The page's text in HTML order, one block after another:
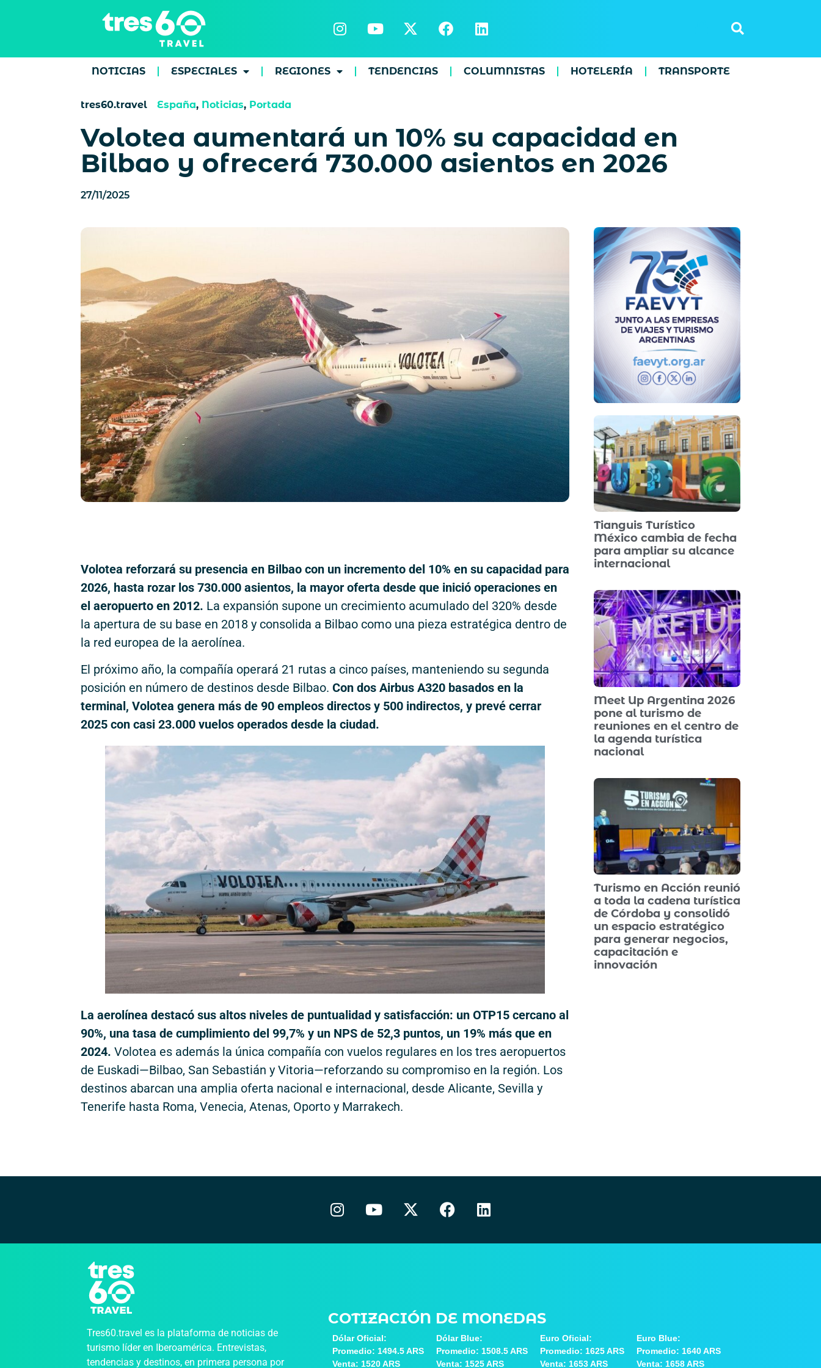
NOTICIAS ESPECIALES REGIONES TENDENCIAS COLUMNISTAS HOTELERÍA TRANSPORTE
tres60.travel España, Noticias, Portada
Volotea aumentará un 10% su capacidad en
Bilbao y ofrecerá 730.000 asientos en 2026
27/11/2025
Volotea reforzará su presencia en Bilbao con un incremento del 10% en su capacidad para
2026, hasta rozar los 730.000 asientos, la mayor oferta desde que inició operaciones en
el aeropuerto en 2012. La expansión supone un crecimiento acumulado del 320% desde
la apertura de su base en 2018 y consolida a Bilbao como una pieza estratégica dentro de
la red europea de la aerolínea.
El próximo año, la compañía operará 21 rutas a cinco países, manteniendo su segunda
posición en número de destinos desde Bilbao. Con dos Airbus A320 basados en la
terminal, Volotea genera más de 90 empleos directos y 500 indirectos, y prevé cerrar
2025 con casi 23.000 vuelos operados desde la ciudad.
La aerolínea destacó sus altos niveles de puntualidad y satisfacción: un OTP15 cercano al
90%, una tasa de cumplimiento del 99,7% y un NPS de 52,3 puntos, un 19% más que en
2024. Volotea es además la única compañía con vuelos regulares en los tres aeropuertos
de Euskadi—Bilbao, San Sebastián y Vitoria—reforzando su compromiso en la región. Los
destinos abarcan una amplia oferta nacional e internacional, desde Alicante, Sevilla y
Tenerife hasta Roma, Venecia, Atenas, Oporto y Marrakech.
Tianguis Turístico
México cambia de fecha
para ampliar su alcance
internacional
Meet Up Argentina 2026
pone al turismo de
reuniones en el centro de
la agenda turística
nacional
Turismo en Acción reunió
a toda la cadena turística
de Córdoba y consolidó
un espacio estratégico
para generar negocios,
capacitación e
innovación
Tres60.travel es la plataforma de noticias de
turismo líder en Iberoamérica. Entrevistas,
tendencias y destinos, en primera persona por
COTIZACIÓN DE MONEDAS
Dólar Oficial:
Promedio: 1494.5 ARS
Venta: 1520 ARS
Dólar Blue:
Promedio: 1508.5 ARS
Venta: 1525 ARS
Euro Oficial:
Promedio: 1625 ARS
Venta: 1653 ARS
Euro Blue:
Promedio: 1640 ARS
Venta: 1658 ARS